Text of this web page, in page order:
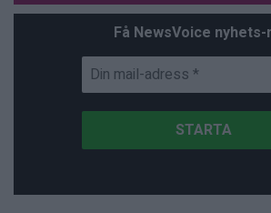
Få NewsVoice nyhets-